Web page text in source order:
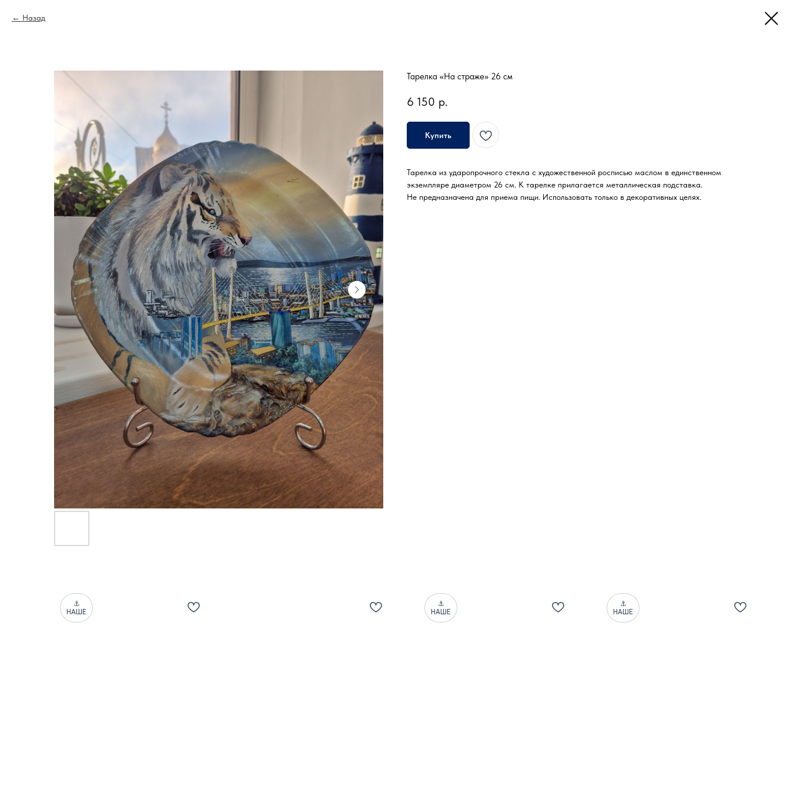
Назад
Тарелка «На страже» 26 см
6 150 р.
Купить
Тарелка из ударопрочного стекла с художественной росписью маслом в единственном
экземпляре диаметром 26 см. К тарелке прилагается металлическая подставка.
Не предназначена для приема пищи. Использовать только в декоративных целях.
⚓
НАШЕ
⚓
НАШЕ
⚓
НАШЕ